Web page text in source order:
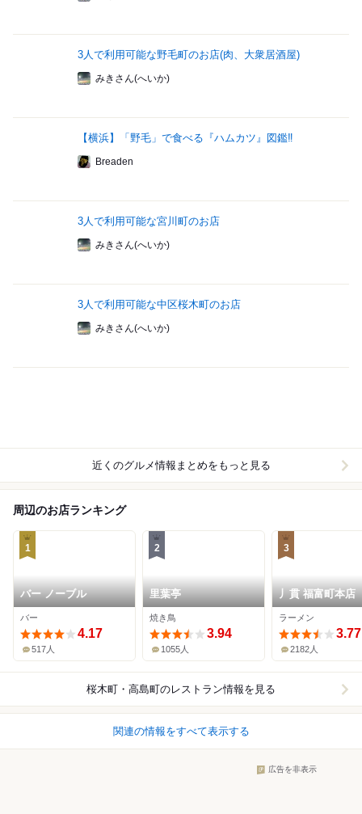
3人で利用可能な野毛町のお店(肉、大衆居酒屋)
みきさん(へいか)
【横浜】「野毛」で食べる『ハムカツ』図鑑‼
Breaden
3人で利用可能な宮川町のお店
みきさん(へいか)
3人で利用可能な中区桜木町のお店
みきさん(へいか)
近くのグルメ情報まとめをもっと見る
周辺のお店ランキング
1
バー ノーブル
バー
4.17
517人
2
里葉亭
焼き鳥
3.94
1055人
3
丿貫 福富町本店
ラーメン
3.77
2182人
桜木町・高島町のレストラン情報を見る
関連の情報をすべて表示する
広告を非表示